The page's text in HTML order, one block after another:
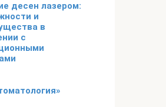
десен лазером:
и
в
с